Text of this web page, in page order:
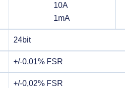
10A
1mA
24bit
+/-0,01% FSR
+/-0,02% FSR